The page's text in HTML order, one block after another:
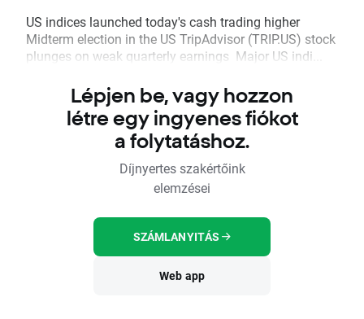
US indices launched today's cash trading higher
Midterm election in the US TripAdvisor (TRIP.US) stock
plunges on weak quarterly earnings Major US indi...
Lépjen be, vagy hozzon
létre egy ingyenes fiókot
a folytatáshoz.
Díjnyertes szakértőink
elemzései
SZÁMLANYITÁS
Web app